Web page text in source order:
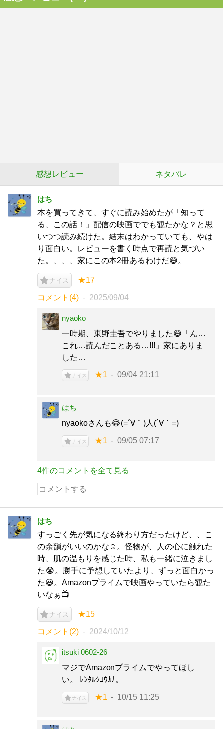
感想レビュー ネタバレ
はち
本を買ってきて、すぐに読み始めたが「知って
る、この話！」配信の映画ででも観たかな？と思
いつつ読み続けた。結末はわかっていても、やは
り面白い。レビューを書く時点で再読と気づい
た。、、、家にこの本2冊あるわけだ😅。
ナイス ★17
コメント(4) 2025/09/04
nyaoko
一時期、東野圭吾でやりました😅「ん…
これ…読んだことある…!!!」家にありま
した…
ナイス ★1 09/04 21:11
はち
nyaokoさんも😂(=´∀｀)人(´∀｀=)
ナイス ★1 09/05 07:17
4件のコメントを全て見る
はち
すっごく先が気になる終わり方だったけど、、こ
の余韻がいいのかな☺️。怪物が、人の心に触れた
時、肌の温もりを感じた時、私も一緒に泣きまし
た😭。勝手に予想していたより、ずっと面白かっ
た😃。Amazonプライムで映画やっていたら観た
いなぁ📺
ナイス ★15
コメント(2) 2024/10/12
itsuki 0602-26
マジでAmazonプライムでやってほし
い。 ﾚﾝﾀﾙｼﾖｳｶﾅ。
ナイス ★1 10/15 11:25